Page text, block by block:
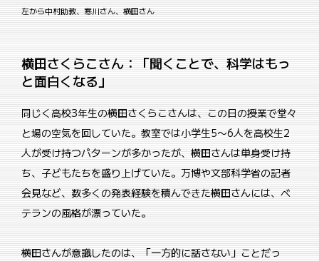
左から中村助教、寒川さん、横田さん
横田さくらこさん：「聞くことで、科学はもっ
と面白くなる」
同じく高校3年生の横田さくらこさんは、この日の授業で堂々
と場の空気を回していた。教室では小学生5〜6人を高校生2
人が受け持つパターンが多かったが、横田さんは単身受け持
ち、子どもたちを盛り上げていた。万博や文部科学省の記者
会見など、数多くの発表経験を積んできた横田さんには、ベ
テランの風格が漂っていた。
横田さんが意識したのは、「一方的に話さない」ことだっ